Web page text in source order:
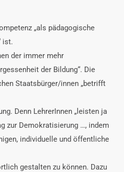
„als pädagogische
ist.
der immer mehr
der Bildung“. Die
Staatsbürger/innen „betrifft
Denn LehrerInnen „leisten ja
zur Demokratisierung …, indem
individuelle und öffentliche
gestalten zu können. Dazu